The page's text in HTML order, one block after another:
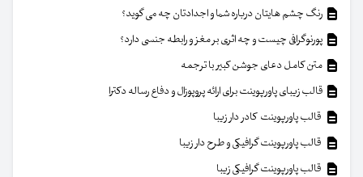
رنگ چشم هایتان درباره شما و اجدادتان چه می گوید؟
پورنوگرافی چیست و چه اثری بر مغز و رابطه جنسی دارد؟
متن کامل دعای جوشن کبیر با ترجمه
قالب زیبای پاورپوینت برای ارائه پروپوزال و دفاع رساله دکترا
قالب پاورپوینت کادر دار زیبا
قالب پاورپوینت گرافیکی و طرح دار زیبا
قالب پاورپوینت گرافیکی زیبا